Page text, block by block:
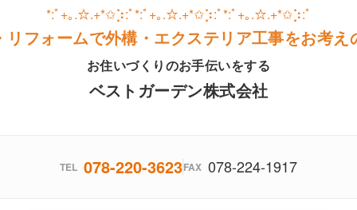
*:ﾟ+｡.☆.+*✩⡱:ﾟ*:ﾟ+｡.☆.+*✩⡱:ﾟ*:ﾟ+｡.☆.+*✩⡱:ﾟ
リフォームで外構・エクステリア工事をお考え
お住いづくりのお手伝いをする
ベストガーデン株式会社
TEL 078-220-3623FAX 078-224-1917